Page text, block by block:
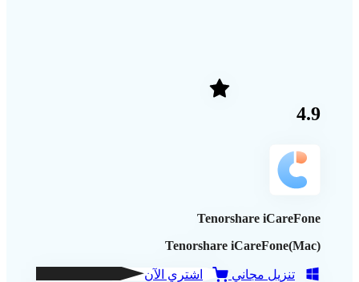
4.9
Tenorshare iCareFone
Tenorshare iCareFone(Mac)
تنزيل مجاني
اشتري الآن